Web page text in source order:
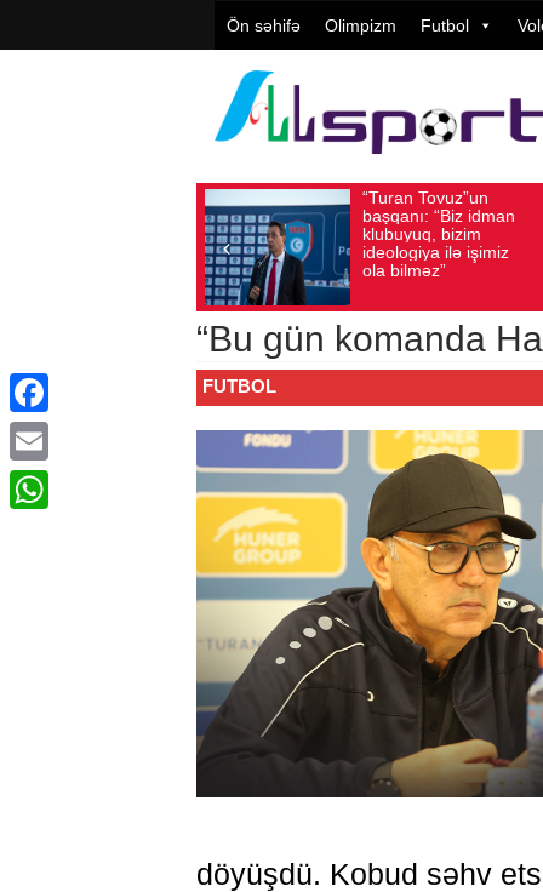
Ön səhifə Olimpizm Futbol
“Turan Tovuz”un
başqanı: “Biz idman
klubuyuq, bizim
ideologiya ilə işimiz
ola bilməz”
Baxış sayı: 194
Avqust 05, 2026
“Bu gün komanda
FUTBOL
döyüşdü. Kobud səhv
Facebook
Email